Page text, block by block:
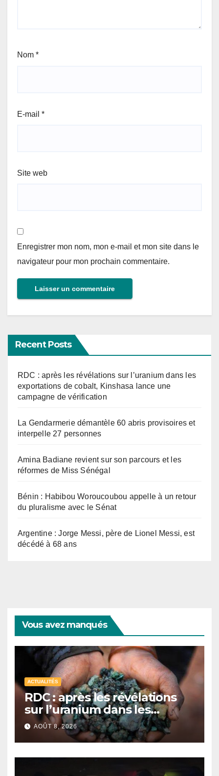
Nom *
E-mail *
Site web
Enregistrer mon nom, mon e-mail et mon site dans le
navigateur pour mon prochain commentaire.
Recent Posts
RDC : après les révélations sur l’uranium dans les
exportations de cobalt, Kinshasa lance une
campagne de vérification
La Gendarmerie démantèle 60 abris provisoires et
interpelle 27 personnes
Amina Badiane revient sur son parcours et les
réformes de Miss Sénégal
Bénin : Habibou Woroucoubou appelle à un retour
du pluralisme avec le Sénat
Argentine : Jorge Messi, père de Lionel Messi, est
décédé à 68 ans
Vous avez manqués
ACTUALITÉS
RDC : après les révélations
sur l’uranium dans les
exportations de cobalt,
Kinshasa lance une
campagne de vérification
AOÛT 8, 2026